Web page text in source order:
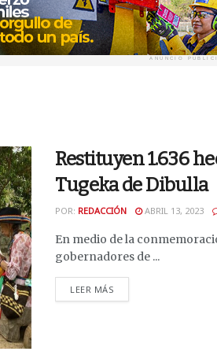
ANUNCIO
Restituyen 1.636
Tugeka de Dibulla
POR: REDACCIÓN ABRIL 13, 2023
En medio de la
gobernadores de ...
LEER MÁS